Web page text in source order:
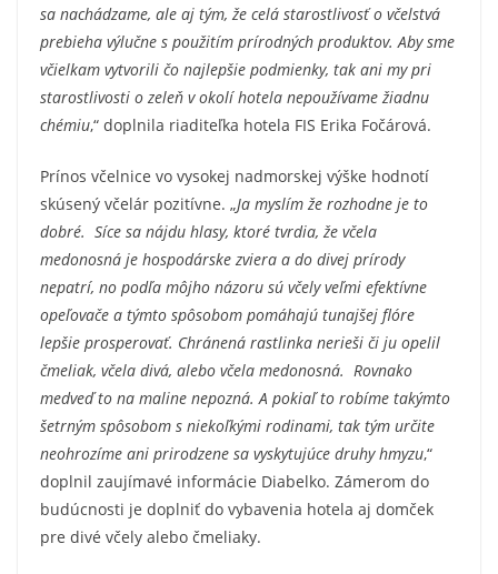
sa nachádzame, ale aj tým, že celá starostlivosť o včelstvá
prebieha výlučne s použitím prírodných produktov. Aby sme
včielkam vytvorili čo najlepšie podmienky, tak ani my pri
starostlivosti o zeleň v okolí hotela nepoužívame žiadnu
chémiu,“ doplnila riaditeľka hotela FIS Erika Fočárová.
Prínos včelnice vo vysokej nadmorskej výške hodnotí
skúsený včelár pozitívne. „Ja myslím že rozhodne je to
dobré. Síce sa nájdu hlasy, ktoré tvrdia, že včela
medonosná je hospodárske zviera a do divej prírody
nepatrí, no podľa môjho názoru sú včely veľmi efektívne
opeľovače a týmto spôsobom pomáhajú tunajšej flóre
lepšie prosperovať. Chránená rastlinka nerieši či ju opelil
čmeliak, včela divá, alebo včela medonosná. Rovnako
medveď to na maline nepozná. A pokiaľ to robíme takýmto
šetrným spôsobom s niekoľkými rodinami, tak tým určite
neohrozíme ani prirodzene sa vyskytujúce druhy hmyzu,“
doplnil zaujímavé informácie Diabelko. Zámerom do
budúcnosti je doplniť do vybavenia hotela aj domček
pre divé včely alebo čmeliaky.